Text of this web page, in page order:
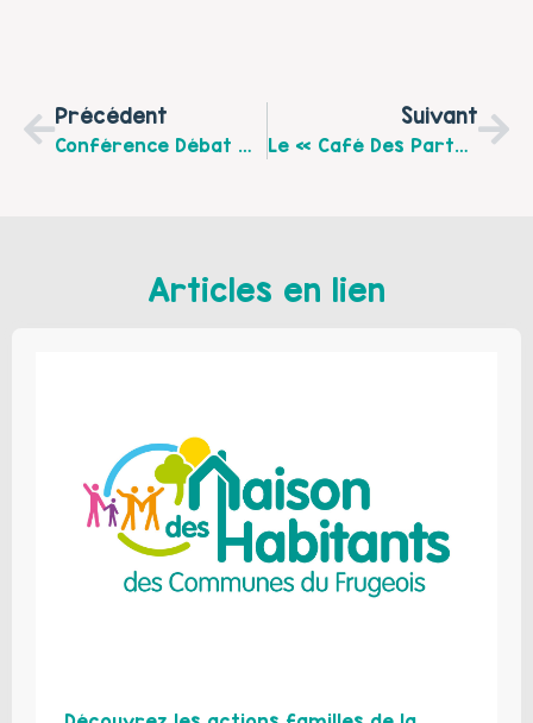
Précédent
Conférence Débat « Les Écrans Et Nos Enfants » Jeudi 30 Mars 2017 À 20h00 À Nuncq-Hautecôte, Animée Par Janine BUSSON Et Proposée Par Familles Rurales
Suivant
Le « Café Des Partenaires » Continue En 2017 Sur Les Territoires De L’Artois Et Du Bruaysis
Articles en lien